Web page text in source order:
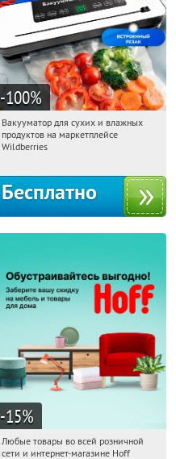
-100%
17:38:08 Получили:174
Россия
Вакууматор для сухих и влажных
продуктов на маркетплейсе
Wildberries
Бесплатно
-15%
17:38:08 Получили:
Любые товары во всей розничной
сети и интернет-магазине Hoff